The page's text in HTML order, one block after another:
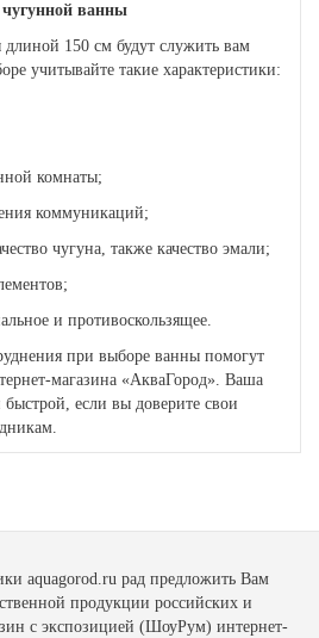
ванны
150 см будут служить вам
учитывайте такие характеристики:
комнаты;
коммуникаций;
чугуна, также качество эмали;
и противоскользящее.
при выборе ванны помогут
магазина «АкваГород». Ваша
если вы доверите свои
aquagorod.ru рад предложить Вам
продукции российских и
с экспозицией (ШоуРум) интернет-